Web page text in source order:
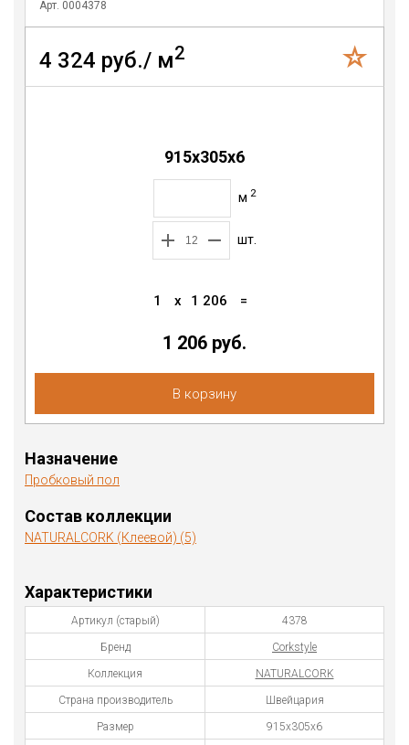
Арт. 0004378
4 324 руб./ м2
915x305x6
м 2
шт.
1 x 1 206 =
1 206 руб.
В корзину
Назначение
Пробковый пол
Состав коллекции
NATURALCORK (Клеевой) (5)
Характеристики
Артикул (старый) 4378
Бренд Corkstyle
Коллекция NATURALCORK
Страна производитель Швейцария
Размер 915x305x6